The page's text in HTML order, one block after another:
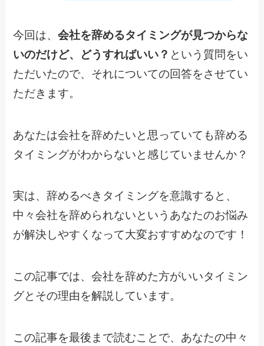
今回は、会社を辞めるタイミングが見つからな
いのだけど、どうすればいい？ という質問をい
ただいたので、それについての回答をさせてい
ただきます。
あなたは会社を辞めたいと思っていても辞める
タイミングがわからないと感じていませんか？
実は、辞めるべきタイミングを意識すると、
中々会社を辞められないというあなたのお悩み
が解決しやすくなって大変おすすめなのです！
この記事では、会社を辞めた方がいいタイミン
グとその理由を解説しています。
この記事を最後まで読むことで、あなたの中々